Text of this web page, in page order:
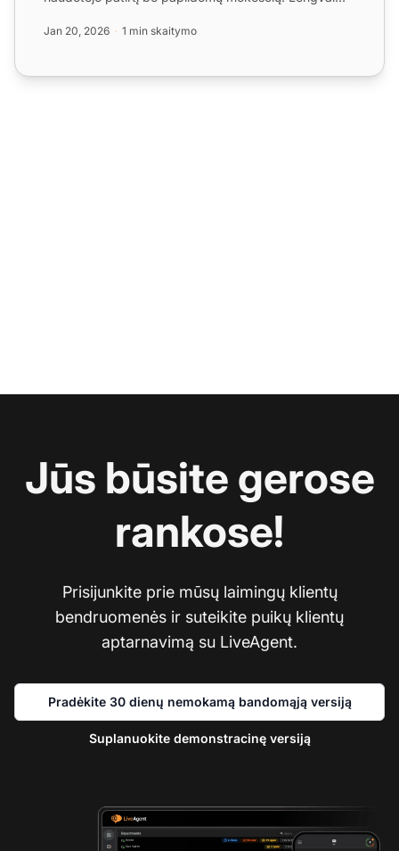
Jan 20, 2026 1 min skaitymo
Jūs būsite gerose
rankose!
Prisijunkite prie mūsų laimingų klientų
bendruomenės ir suteikite puikų klientų
aptarnavimą su LiveAgent.
Pradėkite 30 dienų nemokamą bandomąją versiją
Suplanuokite demonstracinę versiją